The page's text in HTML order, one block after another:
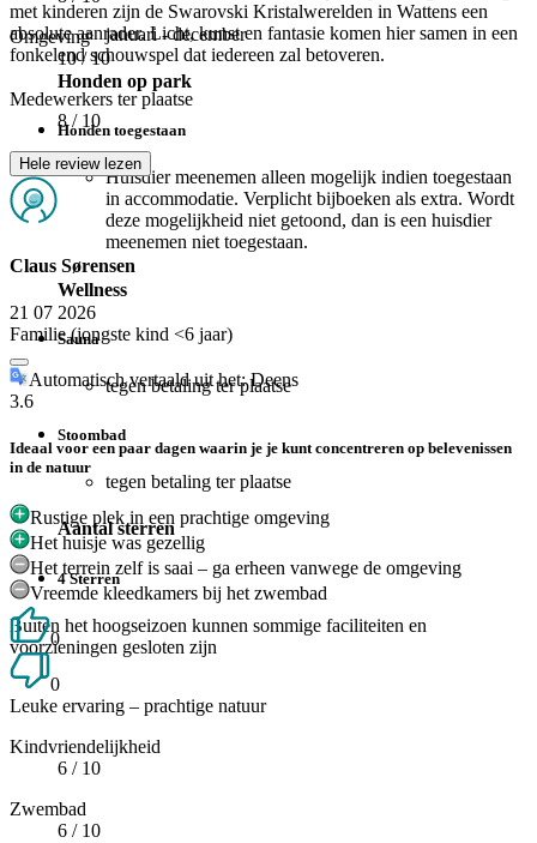
met kinderen zijn de Swarovski Kristalwerelden in Wattens een
absolute aanrader. Licht, kunst en fantasie komen hier samen in een
fonkelend schouwspel dat iedereen zal betoveren.
januari - december
Honden op park
Honden toegestaan
Huisdier meenemen alleen mogelijk indien toegestaan
in accommodatie. Verplicht bijboeken als extra. Wordt
deze mogelijkheid niet getoond, dan is een huisdier
meenemen niet toegestaan.
Wellness
Sauna
tegen betaling ter plaatse
Stoombad
tegen betaling ter plaatse
Aantal sterren
4 Sterren
Buiten het hoogseizoen kunnen sommige faciliteiten en
voorzieningen gesloten zijn
Omgeving
10/ 10
Medewerkers ter plaatse
8/ 10
Hele review lezen
Claus Sørensen
21 07 2026
Familie (jongste kind <6 jaar)
Automatisch vertaald uit het: Deens
3.6
Ideaal voor een paar dagen waarin je je kunt concentreren op belevenissen
in de natuur
Rustige plek in een prachtige omgeving
Het huisje was gezellig
Het terrein zelf is saai – ga erheen vanwege de omgeving
Vreemde kleedkamers bij het zwembad
0
0
Leuke ervaring – prachtige natuur
Kindvriendelijkheid
6 / 10
Zwembad
6 / 10